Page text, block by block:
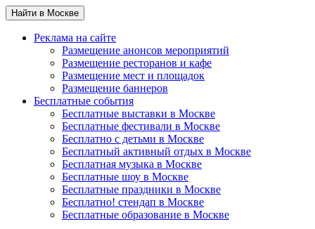
Найти в Москве
Реклама на сайте
Размещение анонсов мероприятий
Размещение ресторанов и кафе
Размещение мест и площадок
Размещение баннеров
Бесплатные события
Бесплатные выставки в Москве
Бесплатные фестивали в Москве
Бесплатно с детьми в Москве
Бесплатный активный отдых в Москве
Бесплатная музыка в Москве
Бесплатные шоу в Москве
Бесплатные праздники в Москве
Бесплатно! стендап в Москве
Бесплатные образование в Москве